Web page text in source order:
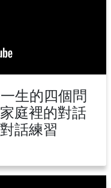
生的四個問
庭裡的對話
話練習